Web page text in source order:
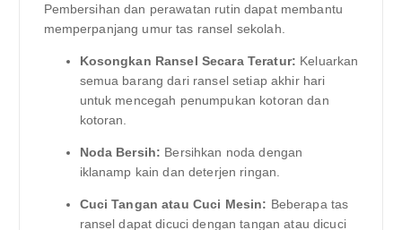
Pembersihan dan perawatan rutin dapat membantu
memperpanjang umur tas ransel sekolah.
Kosongkan Ransel Secara Teratur: Keluarkan
semua barang dari ransel setiap akhir hari
untuk mencegah penumpukan kotoran dan
kotoran.
Noda Bersih: Bersihkan noda dengan
iklanamp kain dan deterjen ringan.
Cuci Tangan atau Cuci Mesin: Beberapa tas
ransel dapat dicuci dengan tangan atau dicuci